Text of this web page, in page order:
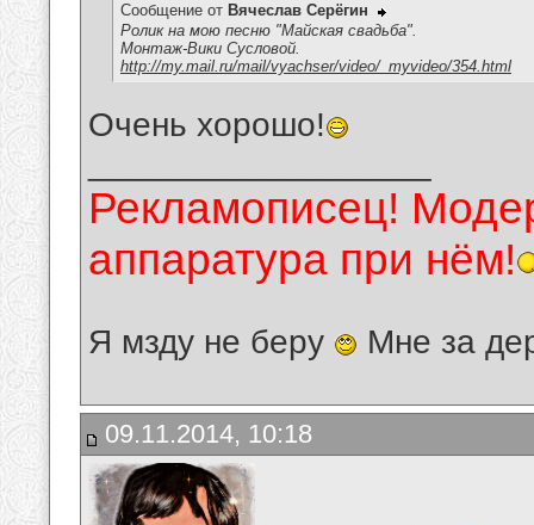
Сообщение от Вячеслав Серёгин
Ролик на мою песню "Майская свадьба".
Монтаж-Вики Сусловой.
http://my.mail.ru/mail/vyachser/video/_myvideo/354.html
Очень хорошо!
Рекламописец!
аппаратура при нём!
Я мзду не беру Мне за
09.11.2014, 10:18